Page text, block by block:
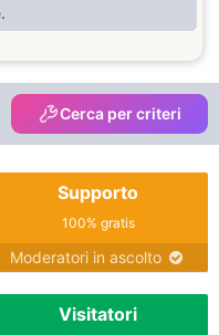
Cerca per criteri
Supporto
100% gratis
Moderatori in ascolto
Visitatori